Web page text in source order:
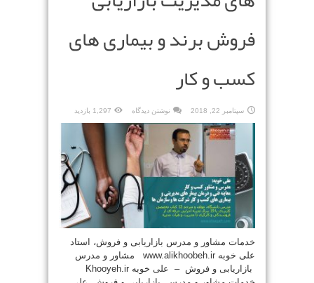
فروش برند و بیماری های
کسب و کار
سپتامبر 22, 2018 نوشتن دیدگاه 1,297 بازدید
خدمات مشاور و مدرس بازاریابی و فروش، استاد
علی خوبه www.alikhoobeh.ir مشاور و مدرس
بازاریابی و فروش – علی خوبه Khooyeh.ir